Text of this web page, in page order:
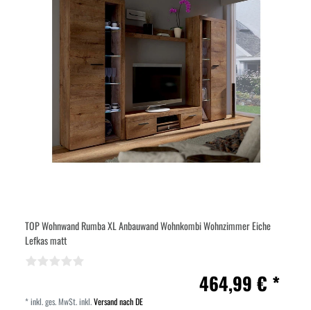
TOP Wohnwand Rumba XL Anbauwand Wohnkombi Wohnzimmer Eiche
Lefkas matt
464,99 € *
*inkl. ges. MwSt.inkl.Versand nach DE